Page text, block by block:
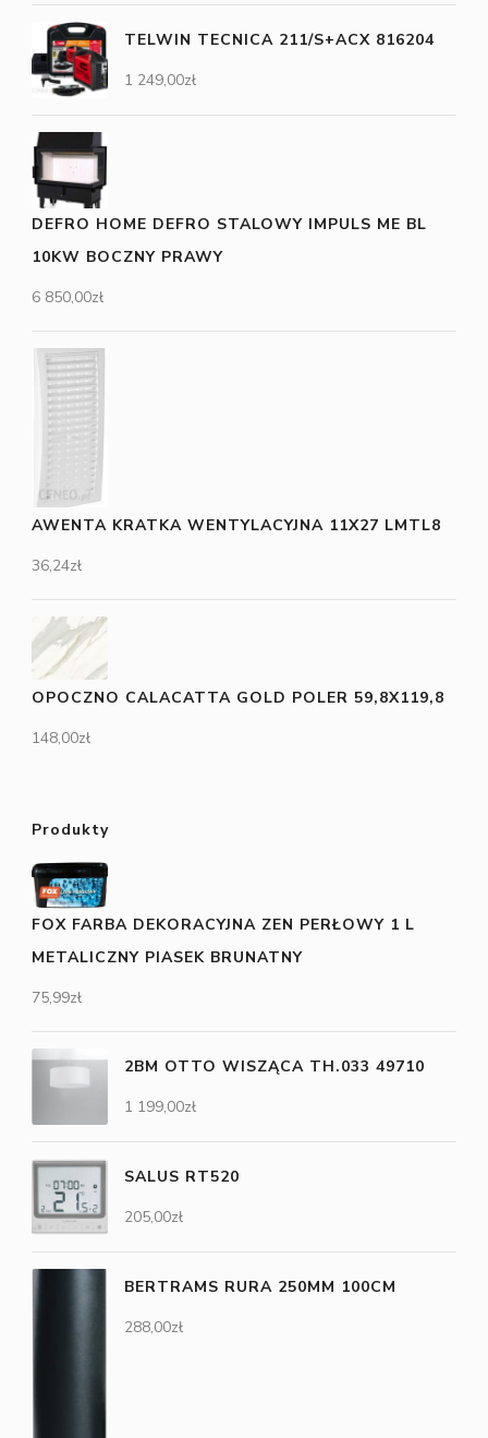
TELWIN TECNICA 211/S+ACX 816204
1 249,00zł
DEFRO HOME DEFRO STALOWY IMPULS ME BL
10KW BOCZNY PRAWY
6 850,00zł
AWENTA KRATKA WENTYLACYJNA 11X27 LMTL8
36,24zł
OPOCZNO CALACATTA GOLD POLER 59,8X119,8
148,00zł
Produkty
FOX FARBA DEKORACYJNA ZEN PERŁOWY 1 L
METALICZNY PIASEK BRUNATNY
75,99zł
2BM OTTO WISZĄCA TH.033 49710
1 199,00zł
SALUS RT520
205,00zł
BERTRAMS RURA 250MM 100CM
288,00zł